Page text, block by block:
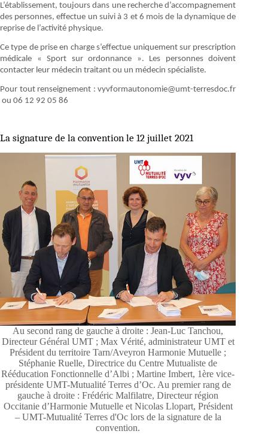
L’établissement, toujours dans une recherche d’accompagnement
des personnes, effectue un suivi à 3 et 6 mois de la dynamique de
reprise de l’activité physique.
Ce type de prise en charge s’effectue uniquement sur prescription
médicale « Sport sur ordonnance ». Les personnes doivent
contacter leur médecin traitant ou un médecin spécialiste.
Pour tout renseignement : vyvformautonomie@umt-terresdoc.fr
ou 06 12 92 05 86
La signature de la convention le 12 juillet 2021
Au second rang de gauche à droite : Jean-Luc Tanchou,
Directeur Général UMT ; Max Vérité, administrateur UMT et
Président du territoire Tarn/Aveyron Harmonie Mutuelle ;
Stéphanie Ruelle, Directrice du Centre Mutualiste de
Rééducation Fonctionnelle d’Albi ; Martine Imbert, 1ère vice-
présidente UMT-Mutualité Terres d’Oc. Au premier rang de
gauche à droite : Frédéric Malfilatre, Directeur région
Occitanie d’Harmonie Mutuelle et Nicolas Llopart, Président
– UMT-Mutualité Terres d'Oc lors de la signature de la
convention.